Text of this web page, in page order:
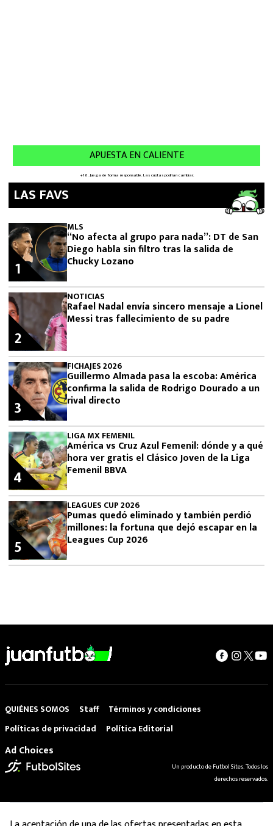
LAS FAVS
MLS
“No afecta al grupo para nada”: DT de San
Diego habla sin filtro tras la salida de
Chucky Lozano
1
NOTICIAS
Rafael Nadal envía sincero mensaje a Lionel
Messi tras fallecimiento de su padre
2
FICHAJES 2026
Guillermo Almada pasa la escoba: América
confirma la salida de Rodrigo Dourado a un
rival directo
3
LIGA MX FEMENIL
América vs Cruz Azul Femenil: dónde y a qué
hora ver gratis el Clásico Joven de la Liga
Femenil BBVA
4
LEAGUES CUP 2026
Pumas quedó eliminado y también perdió
millones: la fortuna que dejó escapar en la
Leagues Cup 2026
5
QUIÉNES SOMOS Staff
Términos y condiciones
Políticas de privacidad
Política Editorial
Ad Choices
Un producto de Futbol Sites. Todos los
derechos reservados.